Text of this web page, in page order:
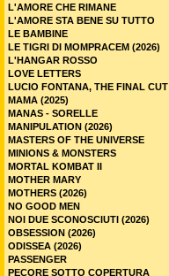
L'AMORE CHE RIMANE
L'AMORE STA BENE SU TUTTO
LE BAMBINE
LE TIGRI DI MOMPRACEM (2026)
L'HANGAR ROSSO
LOVE LETTERS
LUCIO FONTANA, THE FINAL CUT
MAMA (2025)
MANAS - SORELLE
MANIPULATION (2026)
MASTERS OF THE UNIVERSE
MINIONS & MONSTERS
MORTAL KOMBAT II
MOTHER MARY
MOTHERS (2026)
NO GOOD MEN
NOI DUE SCONOSCIUTI (2026)
OBSESSION (2026)
ODISSEA (2026)
PASSENGER
PECORE SOTTO COPERTURA